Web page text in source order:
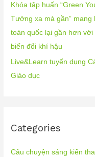
Khóa tập huấn “Green
Tưởng xa mà gần”
toàn quốc lại gần hơn
biến đổi khí hậu
Live&Learn tuyển dụng
Giáo dục
Categories
Câu chuyện sáng kiến